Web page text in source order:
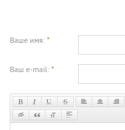
Ваше имя: *
Ваш e-mail: *